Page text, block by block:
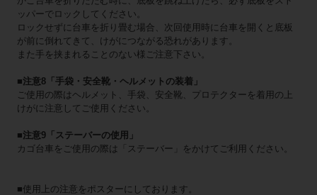
ッパーでロックしてください。
ロックせずに台車を折り畳む場合、次回使用時に台車を開くと底板
が前に倒れてきて、けがにつながる恐れがあります。
また手を挟まれることのない様ご注意下さい。
■注意8「手袋・安全靴・ヘルメットの装着」
ご使用の際はヘルメット、手袋、安全靴、プロテクターを着用の上
けがに注意してご使用ください。
■注意9「ステーバーの使用」
カゴ台車をご使用の際は「ステーバー」をかけてご利用ください。
■使用上の注意をポスターにしております。